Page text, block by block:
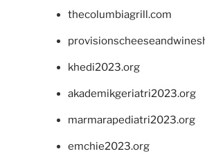
thecolumbiagrill.com
khedi2023.org
akademikgeriatri2023.org
marmarapediatri2023.org
emchie2023.org